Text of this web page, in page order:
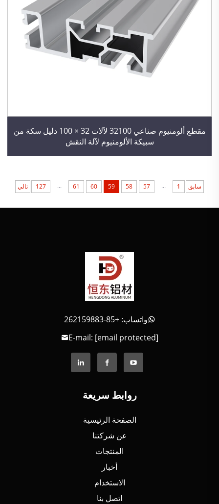
مقطع ألومنيوم صناعي 32100 لآلات 32 × 100 دليل سكة من
سبيكة الألومنيوم لآلة النقش
سابق 1
...
57
58
59
60
61
...
127 تالي
واتساب: +85-262159883
E-mail: [email protected]
روابط سريعة
الصفحة الرئيسية
عن شركتنا
المنتجات
أخبار
الاستخدام
اتصل بنا